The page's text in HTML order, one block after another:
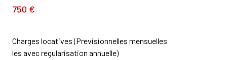
750 €
Charges locatives (Previsionnelles mensuelles
les avec regularisation annuelle)